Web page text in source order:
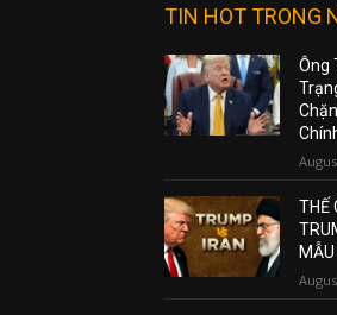
TIN HOT TRONG
Ông
THẾ
MẪU